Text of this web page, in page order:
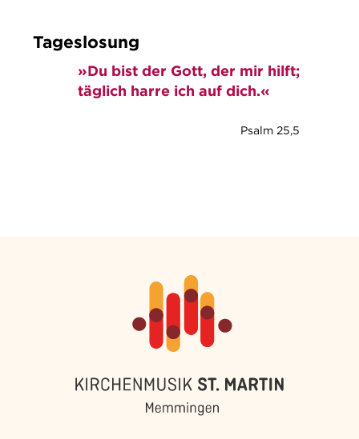
Tageslosung
»Du bist der Gott, der mir hilft;
täglich harre ich auf dich.«
Psalm 25,5